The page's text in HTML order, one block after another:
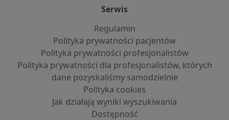
Serwis
Regulamin
Polityka prywatności pacjentów
Polityka prywatności profesjonalistów
Polityka prywatności dla profesjonalistów, których
dane pozyskaliśmy samodzielnie
Polityka cookies
Jak działają wyniki wyszukiwania
Dostępność